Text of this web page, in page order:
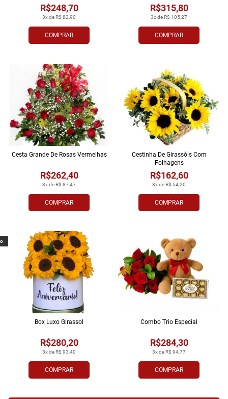
COMPRAR
3x de R$ 82,90
R$248,70
COMPRAR
3x de R$ 105,27
R$315,80
COMPRAR
3x de R$ 87,47
R$262,40
Cesta Grande De Rosas Vermelhas
COMPRAR
3x de R$ 54,20
R$162,60
Cestinha De Girassóis Com
Folhagens
COMPRAR
3x de R$ 93,40
R$280,20
Box Luxo Girassol
COMPRAR
3x de R$ 94,77
R$284,30
Combo Trio Especial